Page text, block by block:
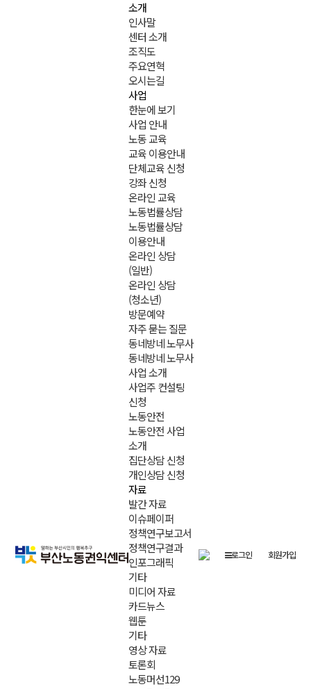
소개
인사말
센터 소개
조직도
주요연혁
오시는길
사업
한눈에 보기
사업 안내
노동 교육
교육 이용안내
단체교육 신청
강좌 신청
온라인 교육
노동법률상담
노동법률상담
이용안내
온라인 상담
(일반)
온라인 상담
(청소년)
방문예약
자주 묻는 질문
동네방네 노무사
동네방네 노무사
사업 소개
사업주 컨설팅
신청
노동안전
노동안전 사업
소개
집단상담 신청
개인상담 신청
자료
발간 자료
이슈페이퍼
정책연구보고서
정책연구결과
인포그래픽
기타
미디어 자료
카드뉴스
웹툰
기타
영상 자료
토론회
노동머선129
로그인 회원가입